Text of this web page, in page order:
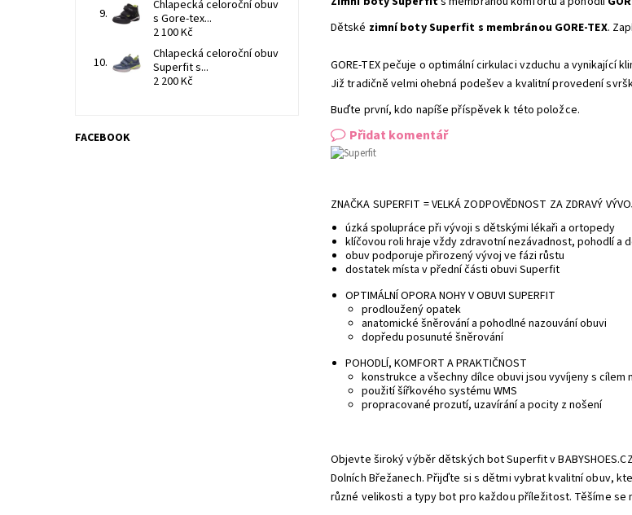
Dětské zimní boty Superfit s membránou GORE-TEX.
GORE-TEX pečuje o optimální cirkulaci vzduchu a vynikající
Již tradičně velmi ohebná podešev a kvalitní provedení
Buďte první, kdo napíše příspěvek k této položce.
Přidat komentář
ZNAČKA SUPERFIT = VELKÁ ZODPOVĚDNOST ZA ZDRAVÝ
úzká spolupráce při vývoji s dětskými lékaři a ortopedy
klíčovou roli hraje vždy zdravotní nezávadnost, pohodlí a
obuv podporuje přirozený vývoj ve fázi růstu
dostatek místa v přední části obuvi Superfit
OPTIMÁLNÍ OPORA NOHY V OBUVI SUPERFIT
prodloužený opatek
anatomické šněrování a pohodlné nazouvání obuvi
dopředu posunuté šněrování
POHODLÍ, KOMFORT A PRAKTIČNOST
konstrukce a všechny dílce obuvi jsou vyvíjeny s cílem
použití šířkového systému WMS
propracované prozutí, uzavírání a pocity z nošení
Objevte široký výběr dětských bot Superfit v
Dolních Břežanech. Přijďte si s dětmi vybrat kvalitní obuv,
různé velikosti a typy bot pro každou příležitost. Těšíme se
Chlapecká celoroční obuv
s Gore-tex...
2 100 Kč
Chlapecká celoroční obuv
Superfit s...
2 200 Kč
FACEBOOK